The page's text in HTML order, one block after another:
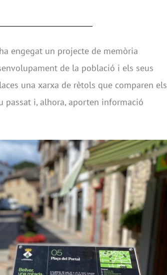
ha engegat un projecte de memòria
de la població i els seus
una xarxa de rètols que comparen els
passat i, alhora, aporten informació